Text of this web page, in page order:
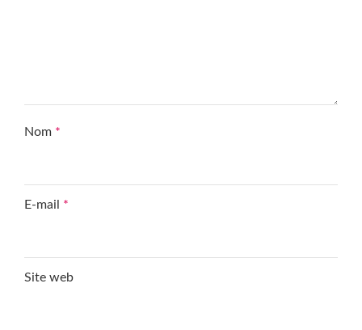
Nom *
E-mail *
Site web